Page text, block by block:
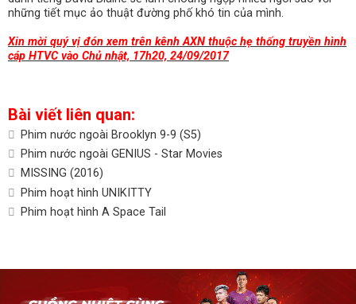
những tiết mục ảo thuật đường phố khó tin của mình.
Xin mời quý vị đón xem trên kênh AXN thuộc hẹ thống truyền hình
cáp HTVC vào Chủ nhật, 17h20, 24/09/2017
Bài viết liên quan:
Phim nước ngoài Brooklyn 9-9 (S5)
Phim nước ngoài GENIUS - Star Movies
MISSING (2016)
Phim hoạt hình UNIKITTY
Phim hoạt hình A Space Tail